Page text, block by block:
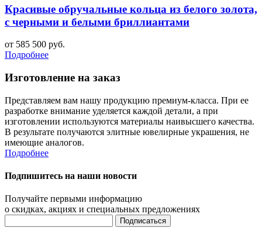
Красивые обручальные кольца из белого золота,
с черными и белыми бриллиантами
от 585 500 руб.
Подробнее
Изготовление на заказ
Представляем вам нашу продукцию премиум-класса. При ее
разработке внимание уделяется каждой детали, а при
изготовлении используются материалы наивысшего качества.
В результате получаются элитные ювелирные украшения, не
имеющие аналогов.
Подробнее
Подпишитесь на наши новости
Получайте первыми информацию
о скидках, акциях и специальных предложениях